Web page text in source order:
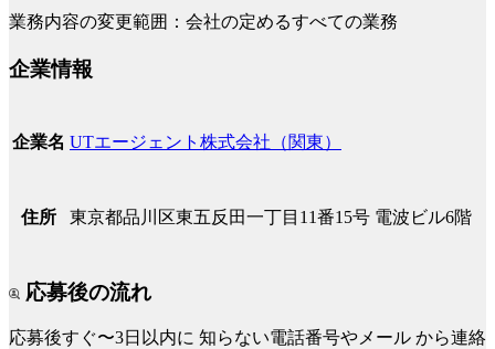
業務内容の変更範囲：会社の定めるすべての業務
企業情報
企業名 UTエージェント株式会社（関東）
住所 東京都品川区東五反田一丁目11番15号 電波ビル6階
応募後の流れ
応募後すぐ〜3日以内に 知らない電話番号やメール から連絡